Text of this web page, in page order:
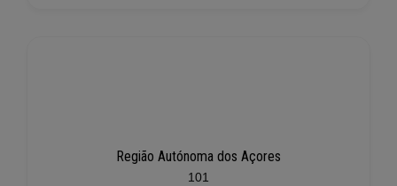
Região Autónoma dos Açores
101